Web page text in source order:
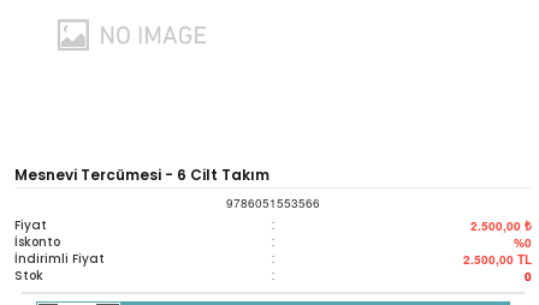
Mesnevi Tercümesi - 6 Cilt Takım
9786051553566
Fiyat : 2.500,00 ₺
İskonto : %0
İndirimli Fiyat : 2.500,00 TL
Stok : 0